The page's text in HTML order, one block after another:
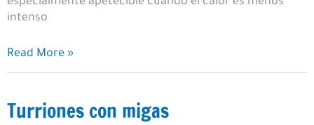
especialmente apetecible cuando el calor es menos
intenso
Garbanzos
con
Read More »
Turriones con migas